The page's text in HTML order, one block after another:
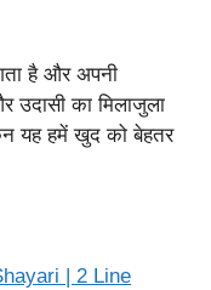
है और अपनी
का मिलाजुला
यह हमें खुद को बेहतर
| 2 Line